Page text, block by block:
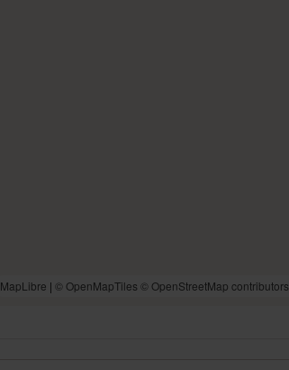
MapLibre | © OpenMapTiles © OpenStreetMap contributors